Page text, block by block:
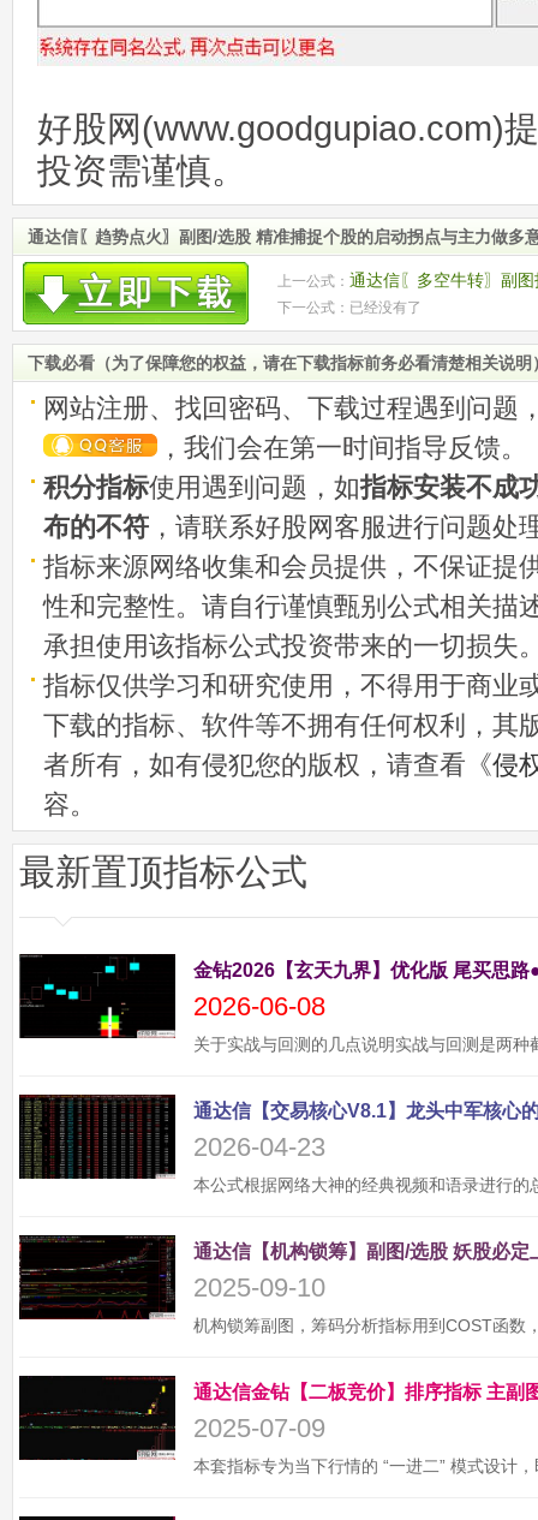
好股网(www.goodgupiao.com)
投资需谨慎。
通达信〖趋势点火〗副图/选股 精准捕捉个股的启动拐点与主力做多
上一公式： 通达信〖多空牛转〗副
动时机 源码
下一公式：已经没有了
下载必看（为了保障您的权益，请在下载指标前务必看清楚相关说明
网站注册、找回密码、下载过程遇到问题
，我们会在第一时间指导反馈。
积分指标使用遇到问题，如指标安装不成
布的不符 ，请联系好股网客服进行问题处
指标来源网络收集和会员提供，不保证提
性和完整性。请自行谨慎甄别公式相关描
承担使用该指标公式投资带来的一切损失
指标仅供学习和研究使用，不得用于商业
下载的指标、软件等不拥有任何权利，其
者所有，如有侵犯您的版权，请查看《侵
容。
最新置顶指标公式
金钻2026【玄天九界】优化版 尾买思
2026-06-08
2026-04-23
2025-09-10
2025-07-09